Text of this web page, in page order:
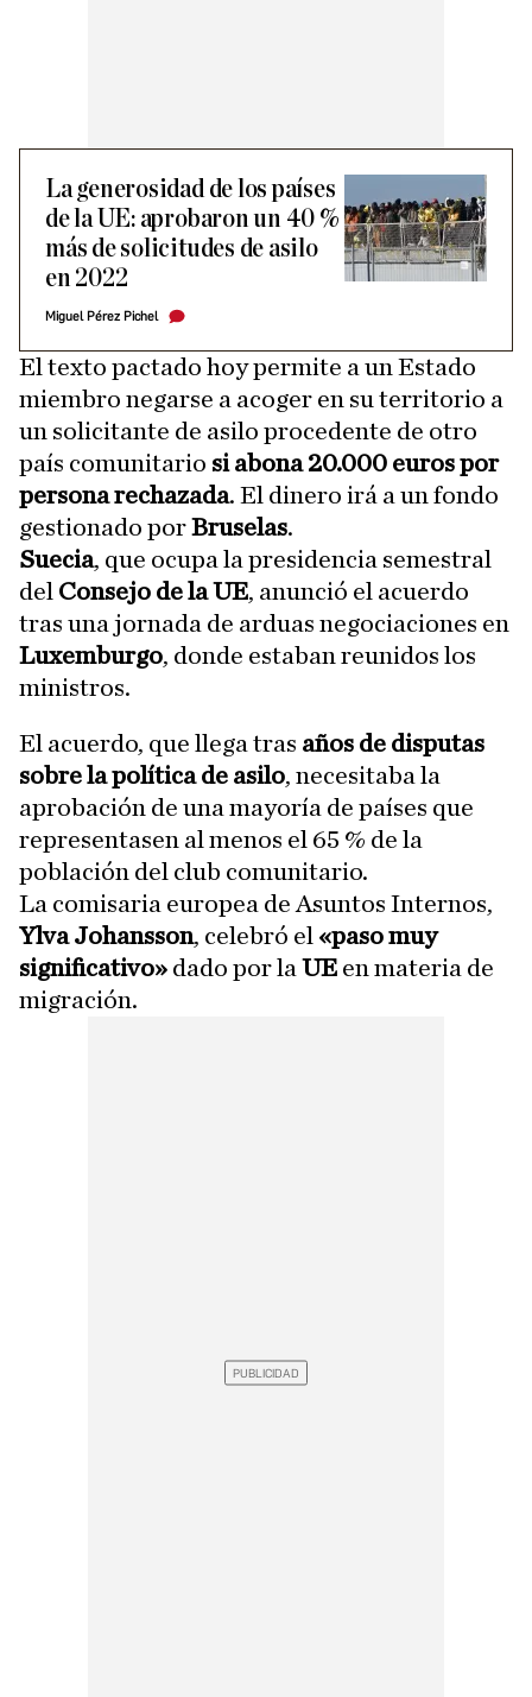
La generosidad de los países
de la UE: aprobaron un 40 %
más de solicitudes de asilo
en 2022
Miguel Pérez Pichel
El texto pactado hoy permite a un Estado
miembro negarse a acoger en su territorio a
un solicitante de asilo procedente de otro
país comunitario si abona 20.000 euros por
persona rechazada. El dinero irá a un fondo
gestionado porBruselas.
Suecia, que ocupa la presidencia semestral
del Consejo de la UE, anunció el acuerdo
tras una jornada de arduas negociaciones en
Luxemburgo, donde estaban reunidos los
ministros.
El acuerdo, que llega tras años de disputas
sobre la política de asilo, necesitaba la
aprobación de una mayoría de países que
representasen al menos el 65 % de la
población del club comunitario.
La comisaria europea de Asuntos Internos,
Ylva Johansson, celebró el «paso muy
significativo» dado por la UE en materia de
migración.